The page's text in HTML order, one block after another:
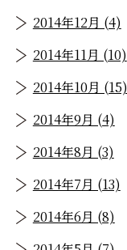
2014年12月 (4)
2014年11月 (10)
2014年10月 (15)
2014年9月 (4)
2014年8月 (3)
2014年7月 (13)
2014年6月 (8)